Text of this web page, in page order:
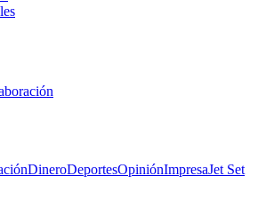
DineroDeportesOpiniónImpresaJet Set